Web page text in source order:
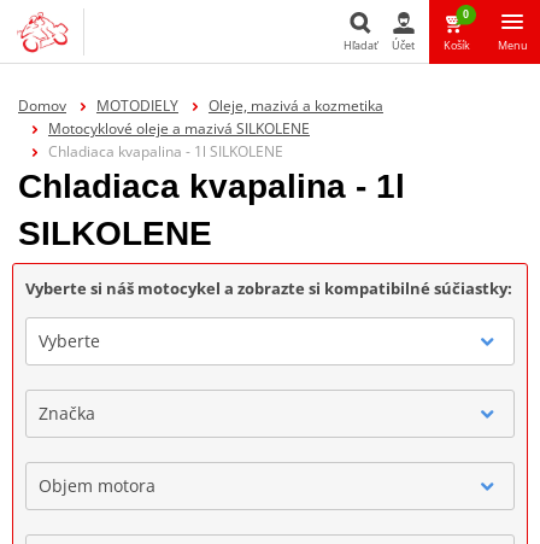
Hľadať Účet
0
Košík Menu
Domov MOTODIELY
Oleje, mazivá a kozmetika
Motocyklové oleje a mazivá SILKOLENE
Chladiaca kvapalina - 1l SILKOLENE
Chladiaca kvapalina - 1l
SILKOLENE
Vyberte si náš motocykel a zobrazte si kompatibilné súčiastky:
Vyberte
Značka
Objem motora